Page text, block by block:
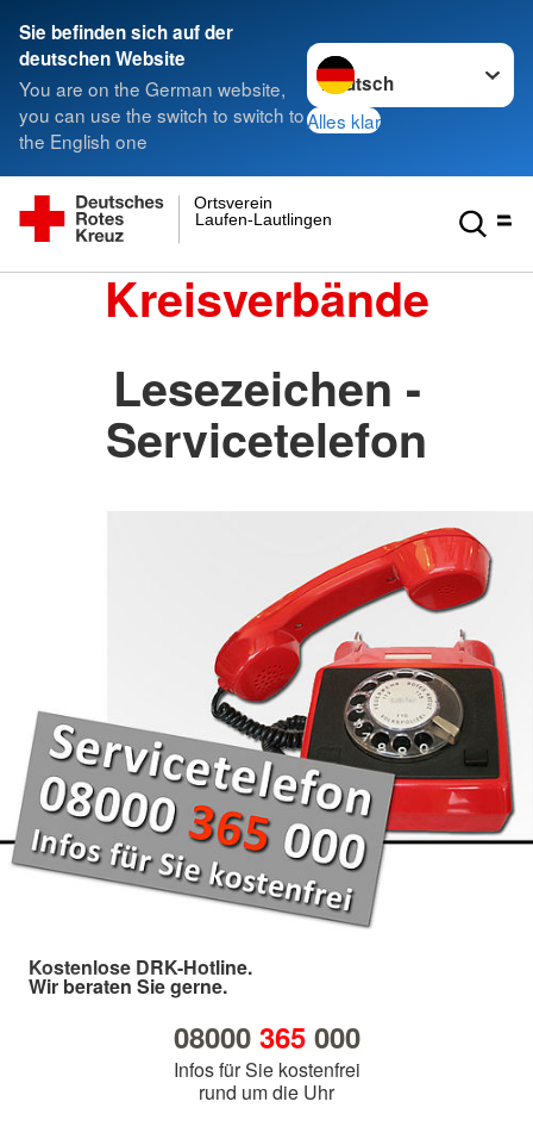
Sie befinden sich auf der
deutschen Website
You are on the German website,
you can use the switch to switch to
the English one
Sprache wechseln zu
Alles klar
Laufen-Lautlingen
Ortsverein
Kreisverbände
Lesezeichen -
Servicetelefon
Kostenlose DRK-Hotline.
Wir beraten Sie gerne.
08000 365000
Infos für Sie kostenfrei
rund um die Uhr